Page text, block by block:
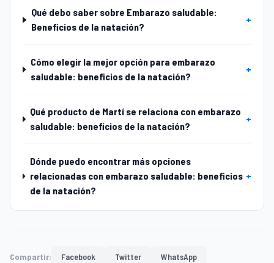
Qué debo saber sobre Embarazo saludable:
Beneficios de la natación?
+
Cómo elegir la mejor opción para embarazo
saludable: beneficios de la natación?
+
Qué producto de Martí se relaciona con embarazo
saludable: beneficios de la natación?
+
Dónde puedo encontrar más opciones
relacionadas con embarazo saludable: beneficios
de la natación?
+
Compartir: Facebook Twitter WhatsApp